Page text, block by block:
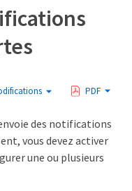
PDF
des notifications
vous devez activer
une ou plusieurs